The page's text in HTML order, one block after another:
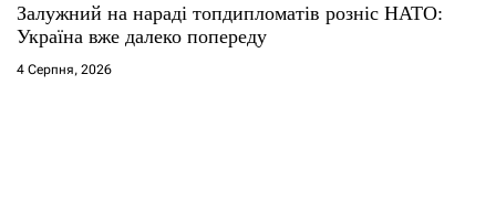
Залужний на нараді топдипломатів розніс НАТО:
Україна вже далеко попереду
4 Серпня, 2026